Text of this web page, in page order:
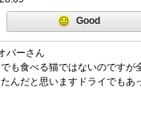
Good
バーさん
も食べる猫ではないのですが
んだと思いますドライでもあ